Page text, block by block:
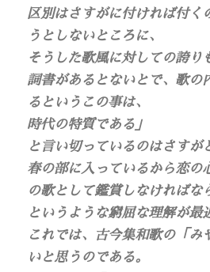
区別はさすがに付ければ付く
うとしないところに、
そうした歌風に対しての誇り
詞書があるとないとで、歌の
るというこの事は、
時代の特質である」
と言い切っているのはさすが
春の部に入っているから恋の
の歌として鑑賞しなければな
というような窮屈な理解が最
これでは、古今集和歌の「み
いと思うのである。